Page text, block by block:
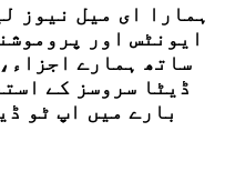
ہمارا ای میل نیوز
ایونٹس اور
ساتھ ہمارے
ڈیٹا سروسز کے
بارے میں اپ ٹو